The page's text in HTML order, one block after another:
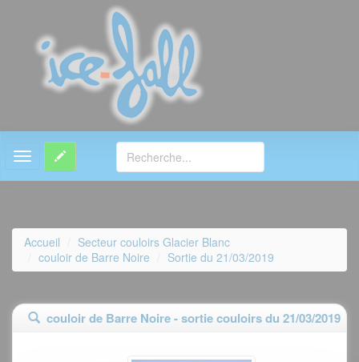
MENU
Accueil
Secteur couloirs Glacier Blanc
couloir de Barre Noire
Sortie du 21/03/2019
couloir de Barre Noire - sortie couloirs du 21/03/2019